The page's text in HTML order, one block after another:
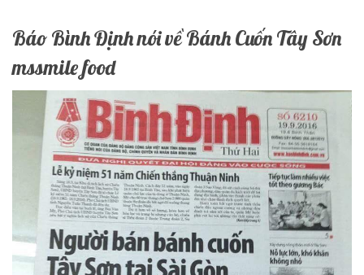
Báo Bình Định nói về Bánh Cuốn Tây Sơn
mssmile food